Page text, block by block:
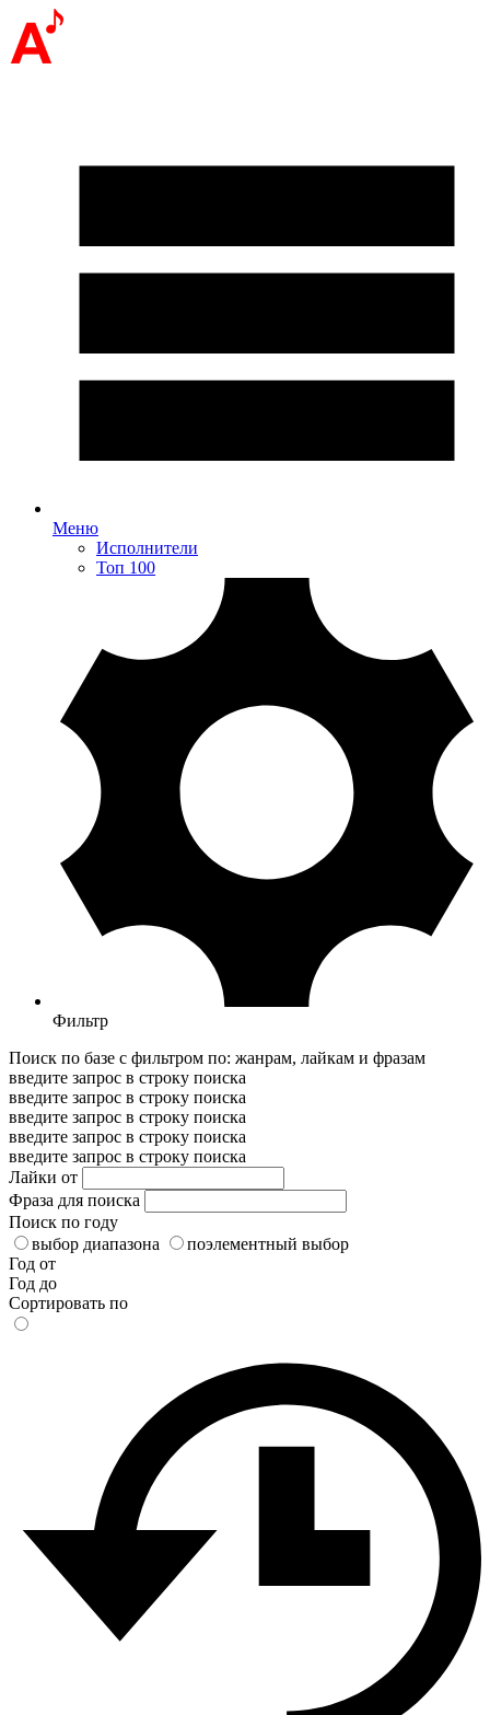
Меню
Исполнители
Топ 100
Фильтр
Поиск по базе с фильтром по: жанрам, лайкам и фразам
введите запрос в строку поиска
введите запрос в строку поиска
введите запрос в строку поиска
введите запрос в строку поиска
введите запрос в строку поиска
Лайки от
Фраза для поиска
Поиск по году
выбор диапазона
поэлементный выбор
Год от
Год до
Сортировать по